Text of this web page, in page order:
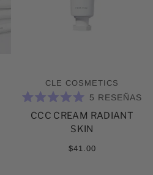
CLE COSMETICS
5.0
5 RESEÑAS
CCC CREAM RADIANT
SKIN
$41.00